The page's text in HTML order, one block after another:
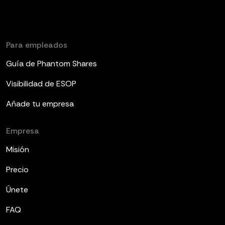
Para empleados
Guía de Phantom Shares
Visibilidad de ESOP
Añade tu empresa
Empresa
Misión
Precio
Únete
FAQ